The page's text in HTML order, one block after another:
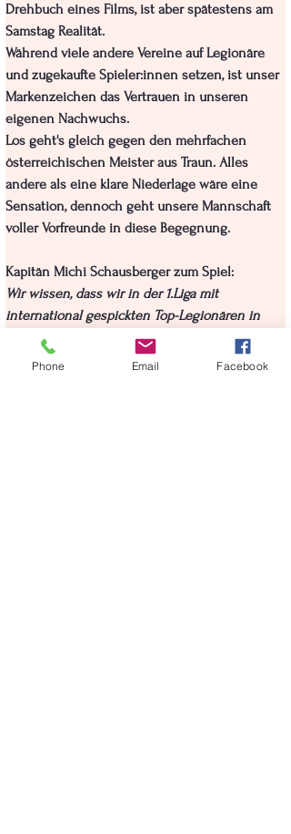
Drehbuch eines Films, ist aber spätestens am
Samstag Realität.
Während viele andere Vereine auf Legionäre
und zugekaufte Spieler:innen setzen, ist unser
Markenzeichen das Vertrauen in unseren
eigenen Nachwuchs.
Los geht's gleich gegen den mehrfachen
österreichischen Meister aus Traun. Alles
andere als eine klare Niederlage wäre eine
Sensation, dennoch geht unsere Mannschaft
voller Vorfreunde in diese Begegnung.
Kapitän Michi Schausberger zum Spiel:
Wir wissen, dass wir in der 1.Liga mit
international gespickten Top-Legionären in
vermutlich jedem Spiel der Underdog sein
werden, da wir so wie schon den vergangenen
Phone Email Facebook